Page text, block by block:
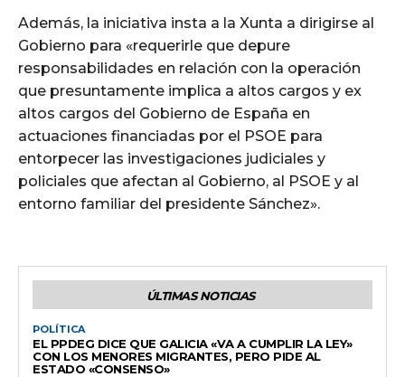
Además, la iniciativa insta a la Xunta a dirigirse al
Gobierno para «requerirle que depure
responsabilidades en relación con la operación
que presuntamente implica a altos cargos y ex
altos cargos del Gobierno de España en
actuaciones financiadas por el PSOE para
entorpecer las investigaciones judiciales y
policiales que afectan al Gobierno, al PSOE y al
entorno familiar del presidente Sánchez».
ÚLTIMAS NOTICIAS
POLÍTICA
EL PPDEG DICE QUE GALICIA «VA A CUMPLIR LA LEY»
CON LOS MENORES MIGRANTES, PERO PIDE AL
ESTADO «CONSENSO»